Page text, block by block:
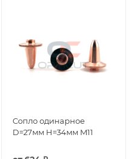
Сопло одинарное
D=27мм H=34мм M11